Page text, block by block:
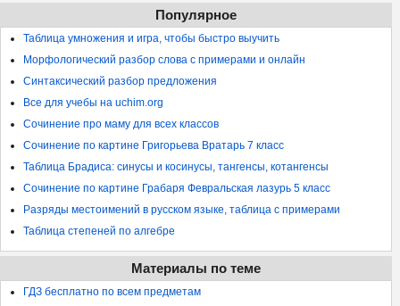
Популярное
Таблица умножения и игра, чтобы быстро выучить
Морфологический разбор слова с примерами и онлайн
Синтаксический разбор предложения
Все для учебы на uchim.org
Сочинение про маму для всех классов
Сочинение по картине Григорьева Вратарь 7 класс
Таблица Брадиса: синусы и косинусы, тангенсы, котангенсы
Сочинение по картине Грабаря Февральская лазурь 5 класс
Разряды местоимений в русском языке, таблица с примерами
Таблица степеней по алгебре
Материалы по теме
ГДЗ бесплатно по всем предметам